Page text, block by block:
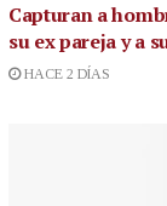
Capturan a
su ex pareja y a
HACE 2 DÍAS